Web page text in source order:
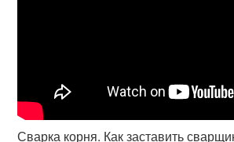
Сварка корня. Как заставить